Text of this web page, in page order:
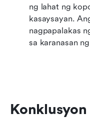
ng lahat ng
kasaysayan.
nagpapalakas
sa karanasan
Konklusyon